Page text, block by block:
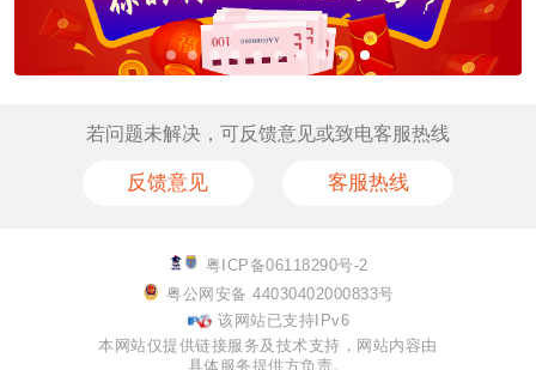
若问题未解决，可反馈意见或致电客服热线
反馈意见 客服热线
粤ICP备06118290号-2
粤公网安备 44030402000833号
该网站已支持IPv6
本网站仅提供链接服务及技术支持，网站内容由
具体服务提供方负责。